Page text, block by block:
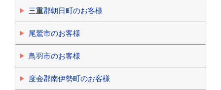
三重郡朝日町のお客様
尾鷲市のお客様
鳥羽市のお客様
度会郡南伊勢町のお客様